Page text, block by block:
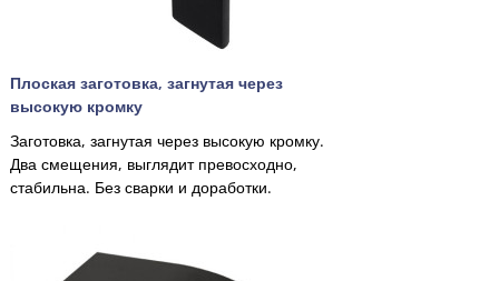
Плоская заготовка, загнутая через
высокую кромку
Заготовка, загнутая через высокую кромку.
Два смещения, выглядит превосходно,
стабильна. Без сварки и доработки.